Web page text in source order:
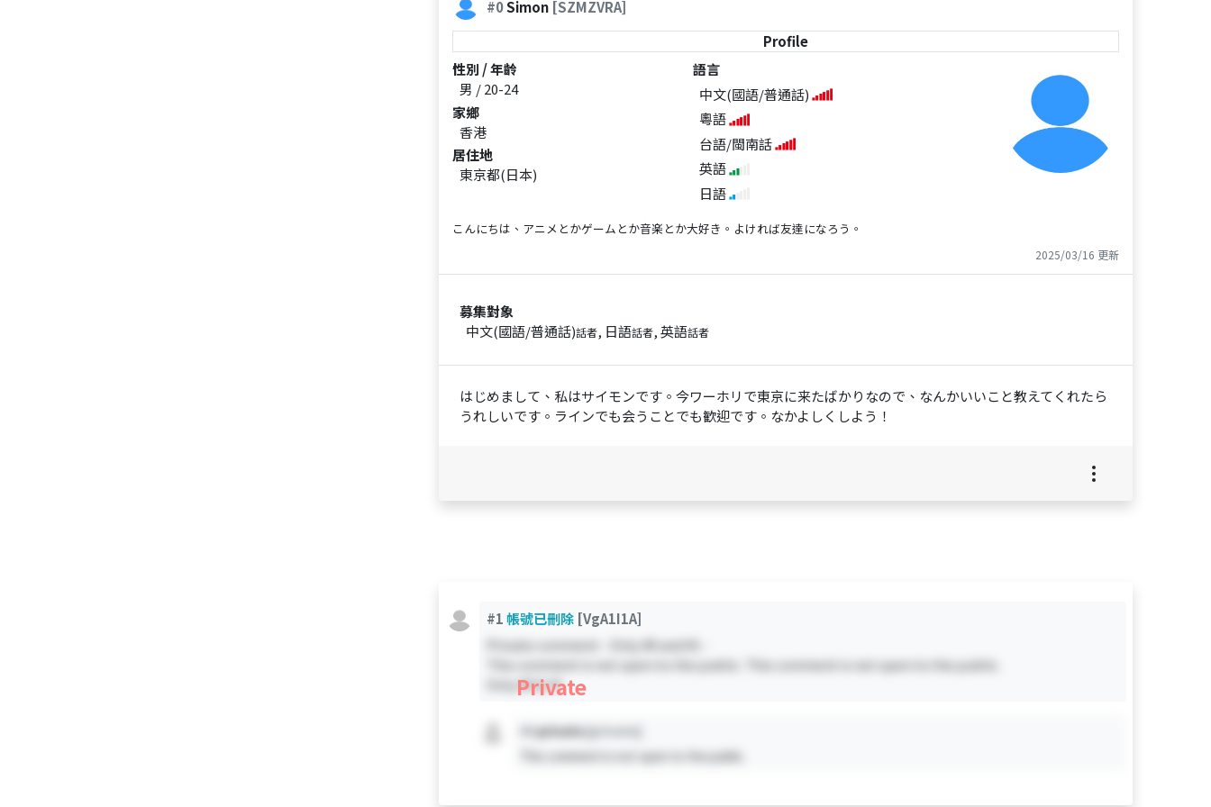
#0Simon [SZMZVRA]
Profile
性別 / 年齡
男 / 20-24
家鄉
香港
居住地
東京都(日本)
語言
中文(國語/普通話)
粵語
台語/閩南話
英語
日語
こんにちは、アニメとかゲームとか音楽とか大好き。よければ友達になろう。
2025/03/16 更新
募集對象
中文(國語/普通話)話者, 日語話者, 英語話者
はじめまして、私はサイモンです。今ワーホリで東京に来たばかりなので、なんかいいこと教えてくれたら
うれしいです。ラインでも会うことでも歓迎です。なかよしくしよう！
#1帳號已刪除 [VgA1I1A]
Private comment - Only #0 and #1 -
This comment is not open to the public. This comment is not open to the public.
Only #0 & #1
Private
private [private]
This comment is not open to the public.